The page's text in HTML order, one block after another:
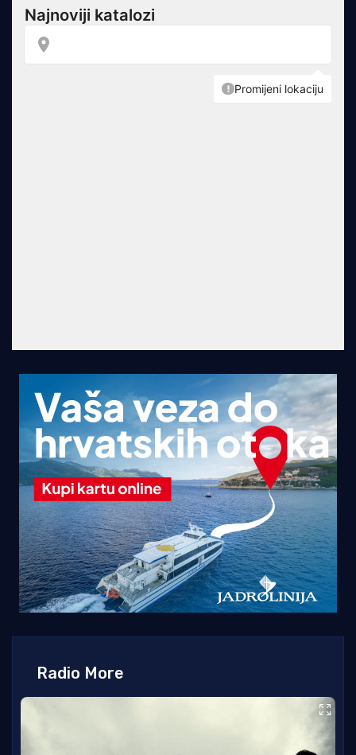
Radio More